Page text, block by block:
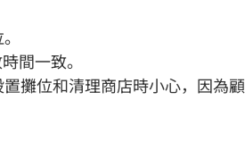
間一致。
攤位和清理商店時小心，因為顧